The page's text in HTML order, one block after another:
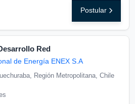
Postular
Red
de Energía ENEX S.A
Región Metropolitana, Chile